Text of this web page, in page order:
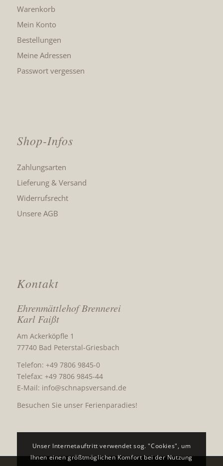
Warenkorb
Mein Konto
Bestellungen
Meine Adressen
Passwort vergessen
Shop-Infos
Zahlungsarten
Lieferung & Versand
Widerrufsrecht
Unsere AGB
Kontakt
Ehrenmättlehof Brennerei
Karl Faißt
Am Ackerköpfle 1
77740 Bad Peterstal-Griesbach
Telefon: +49 7806 9845-0
Telefax: +49 7806 9845-44
E-Mail: info@schnapsversand.de
Besuchen Sie unser Ferienparadies!
Unser Internetauftritt verwendet sog. "Cookies", um
Ihnen einen größtmöglichen Komfort bei der Nutzung